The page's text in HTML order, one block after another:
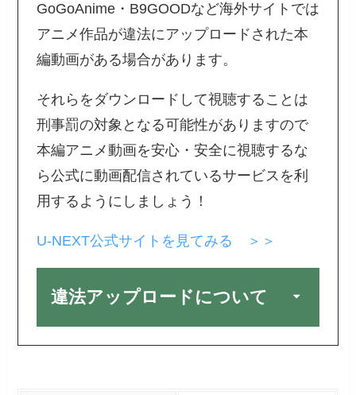
GoGoAnime・B9GOODなど海外サイトでは
アニメ作品が違法にアップロードされた本
編動画がある場合があります。
それらをダウンロードして視聴することは
刑事罰の対象となる可能性がありますので
本編アニメ動画を安心・安全に視聴するな
ら公式に動画配信されているサービスを利
用するようにしましょう！
U-NEXT公式サイトを見てみる ＞＞
違法アップロードについて